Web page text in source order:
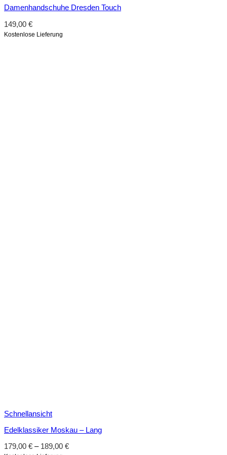
Damenhandschuhe Dresden Touch
149,00 €
Kostenlose Lieferung
Schnellansicht
Edelklassiker Moskau – Lang
179,00 € – 189,00 €